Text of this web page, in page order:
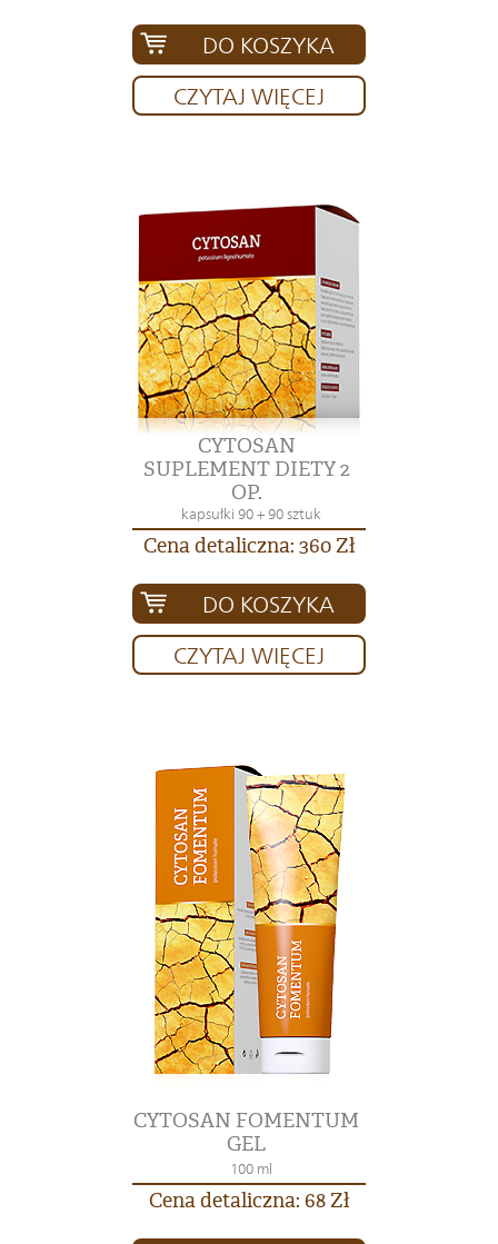
DO KOSZYKA
CZYTAJ WIĘCEJ
CYTOSAN
SUPLEMENT DIETY 2
OP.
kapsułki 90 + 90 sztuk
Cena detaliczna: 360 Zł
DO KOSZYKA
CZYTAJ WIĘCEJ
CYTOSAN FOMENTUM
GEL
100 ml
Cena detaliczna: 68 Zł